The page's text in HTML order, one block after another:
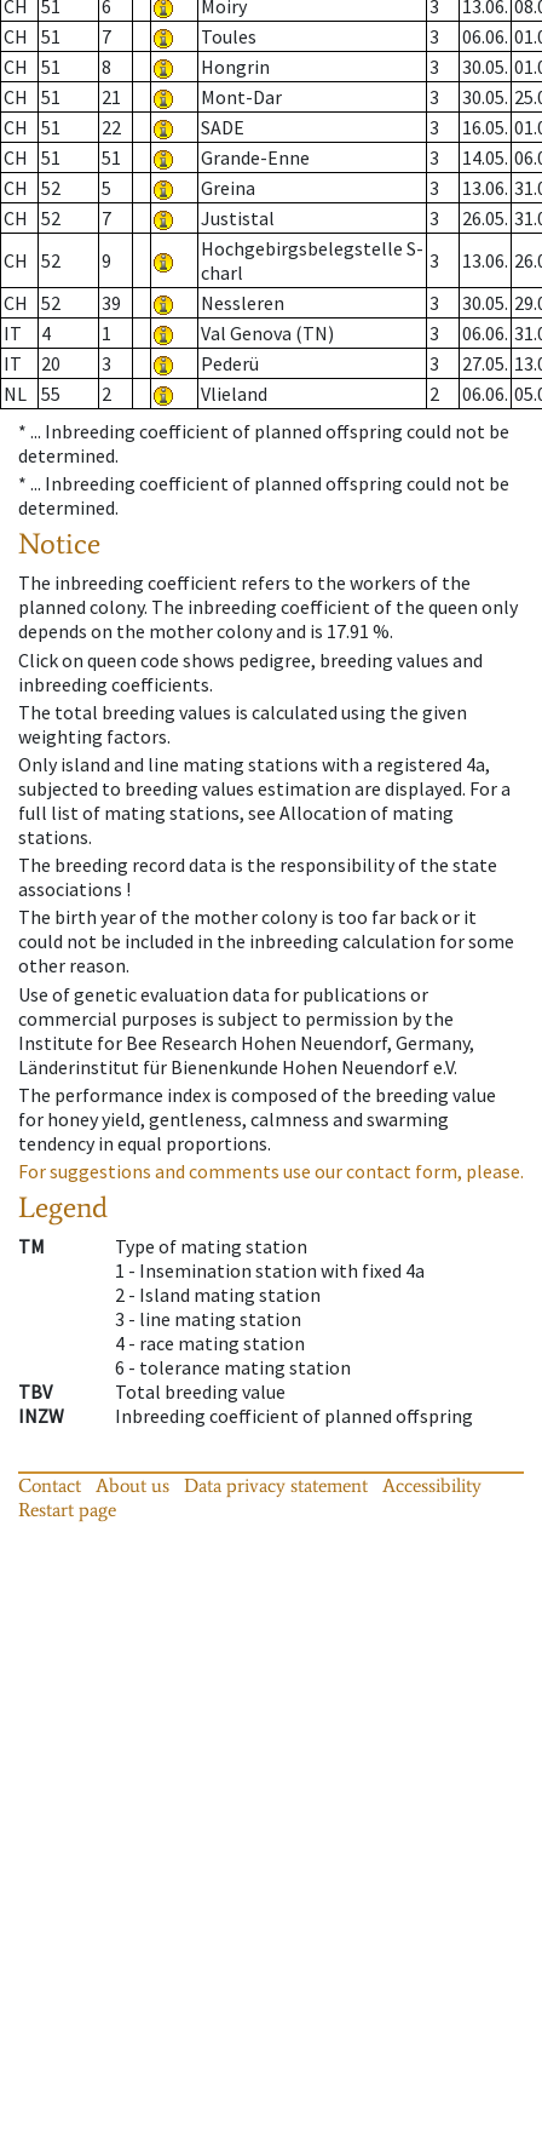
CH 51 6 Moiry 3 13.06.
CH
51 7 Toules 3 06.06.
CH
51 8 Hongrin 3 30.05.
CH
51 21 Mont-Dar 3 30.05.
CH
51 22 SADE 3 16.05.
CH
51 51 Grande-Enne 3 14.05.
CH
52 5 Greina 3 13.06.
CH
52 7 Justistal 3 26.05.
CH
52 9
Hochgebirgsbelegstelle S-
charl
3 13.06.
CH
52 39 Nessleren 3 30.05.
IT
4 1 Val Genova (TN) 3 06.06.
IT
20 3 Pederü 3 27.05.
NL 55 2 Vlieland 2 06.06.
* ... Inbreeding coefficient of planned offspring could not be
determined.
* ... Inbreeding coefficient of planned offspring could not be
determined.
Notice
The inbreeding coefficient refers to the workers of the
planned colony. The inbreeding coefficient of the queen only
depends on the mother colony and is 17.91 %.
Click on queen code shows pedigree, breeding values and
inbreeding coefficients.
The total breeding values is calculated using the given
weighting factors.
Only island and line mating stations with a registered 4a,
subjected to breeding values estimation are displayed. For a
full list of mating stations, see Allocation of mating
stations.
The breeding record data is the responsibility of the state
associations !
The birth year of the mother colony is too far back or it
could not be included in the inbreeding calculation for some
other reason.
Use of genetic evaluation data for publications or
commercial purposes is subject to permission by the
Institute for Bee Research Hohen Neuendorf, Germany,
Länderinstitut für Bienenkunde Hohen Neuendorf e.V.
The performance index is composed of the breeding value
for honey yield, gentleness, calmness and swarming
tendency in equal proportions.
For suggestions and comments use our contact form, please.
Legend
TM
Type of mating station
1 - Insemination station with fixed 4a
2 - Island mating station
3 - line mating station
4 - race mating station
6 - tolerance mating station
TBV
Total breeding value
INZW
Inbreeding coefficient of planned offspring
Contact About us Data privacy statement
Accessibility
Restart page